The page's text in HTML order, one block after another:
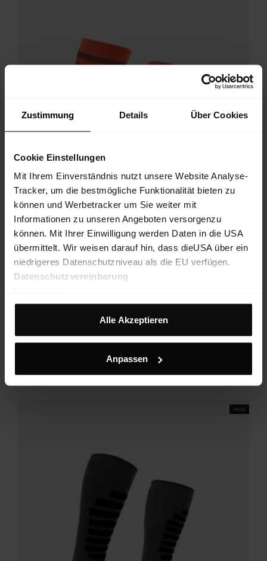
Zustimmung Details Über Cookies
Cookie Einstellungen
Mit Ihrem Einverständnis nutzt unsere Website Analyse-
Tracker, um die bestmögliche Funktionalität bieten zu
können und Werbetracker um Sie weiter mit
Informationen zu unseren Angeboten versorgenzu
können. Mit Ihrer Einwilligung werden Daten in die USA
übermittelt. Wir weisen darauf hin, dass dieUSA über ein
niedrigeres Datenschutzniveau als die EU verfügen.
Datenschutzvereinbarung
Alle Akzeptieren
Anpassen
Original Socks High Uni
Technische, leicht komprimierende Kniestrümpfe mit Woll-Anteil
€ 39,9025% € 29,93
FW25